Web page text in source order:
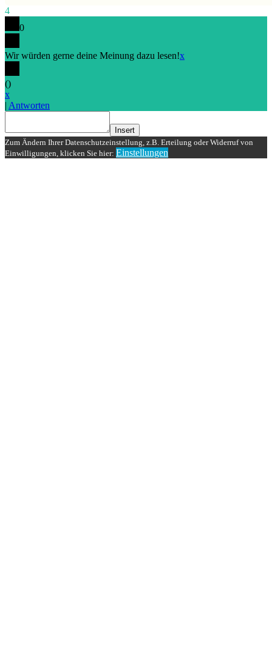
4
0
Wir würden gerne deine Meinung dazu lesen!x
()
x
| Antworten
Insert
Zum Ändern Ihrer Datenschutzeinstellung, z.B. Erteilung oder Widerruf von
Einwilligungen, klicken Sie hier: Einstellungen